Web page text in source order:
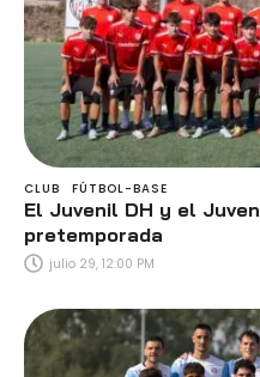
CLUB FÚTBOL-BASE
El Juvenil DH y el
pretemporada
julio 29, 12:00 PM